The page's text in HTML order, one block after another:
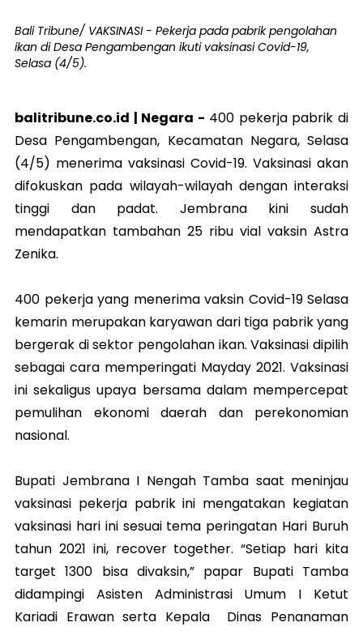
Bali Tribune/ VAKSINASI - Pekerja pada pabrik pengolahan
ikan di Desa Pengambengan ikuti vaksinasi Covid-19,
Selasa (4/5).
balitribune.co.id | Negara - 400 pekerja pabrik di
Desa Pengambengan, Kecamatan Negara, Selasa
(4/5) menerima vaksinasi Covid-19. Vaksinasi akan
difokuskan pada wilayah-wilayah dengan interaksi
tinggi dan padat. Jembrana kini sudah
mendapatkan tambahan 25 ribu vial vaksin Astra
Zenika.
400 pekerja yang menerima vaksin Covid-19 Selasa
kemarin merupakan karyawan dari tiga pabrik yang
bergerak di sektor pengolahan ikan. Vaksinasi dipilih
sebagai cara memperingati Mayday 2021. Vaksinasi
ini sekaligus upaya bersama dalam mempercepat
pemulihan ekonomi daerah dan perekonomian
nasional.
Bupati Jembrana I Nengah Tamba saat meninjau
vaksinasi pekerja pabrik ini mengatakan kegiatan
vaksinasi hari ini sesuai tema peringatan Hari Buruh
tahun 2021 ini, recover together. “Setiap hari kita
target 1300 bisa divaksin,” papar Bupati Tamba
didampingi Asisten Administrasi Umum I Ketut
Kariadi Erawan serta Kepala Dinas Penanaman